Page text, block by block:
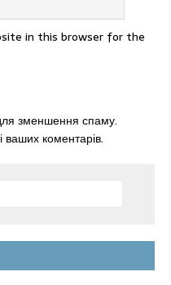
in this browser for the
зменшення спаму.
ваших коментарів.